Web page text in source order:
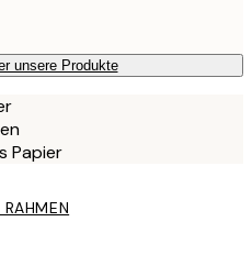
unsere Produkte
Papier